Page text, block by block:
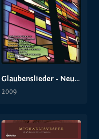
Glaubenslieder - Neue Kantaten zum Kirchenjahr
2009